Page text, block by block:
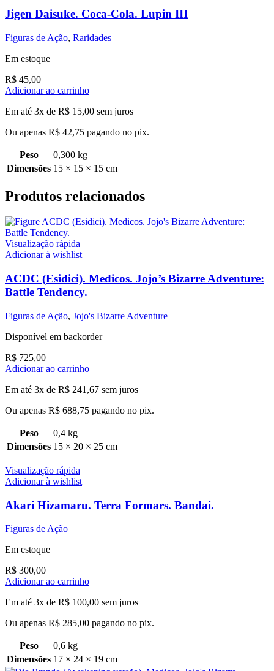
Jigen Daisuke. Coca-Cola. Lupin III
Figuras de Ação, Raridades
Em estoque
R$ 45,00
Adicionar ao carrinho
Em até 3x de R$ 15,00 sem juros
Ou apenas R$ 42,75 pagando no pix.
Peso
0,300 kg
Dimensões 15 × 15 × 15 cm
Produtos relacionados
Visualização rápida
Adicionar à wishlist
ACDC (Esidici). Medicos. Jojo’s Bizarre Adventure:
Battle Tendency.
Figuras de Ação, Jojo's Bizarre Adventure
Disponível em backorder
R$ 725,00
Adicionar ao carrinho
Em até 3x de R$ 241,67 sem juros
Ou apenas R$ 688,75 pagando no pix.
Peso
0,4 kg
Dimensões 15 × 20 × 25 cm
Visualização rápida
Adicionar à wishlist
Akari Hizamaru. Terra Formars. Bandai.
Figuras de Ação
Em estoque
R$ 300,00
Adicionar ao carrinho
Em até 3x de R$ 100,00 sem juros
Ou apenas R$ 285,00 pagando no pix.
Peso
0,6 kg
Dimensões 17 × 24 × 19 cm